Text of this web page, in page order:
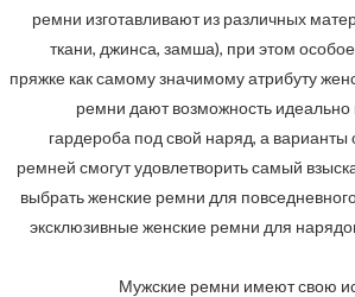
ремни изготавливают из различных
ткани, джинса, замша), при этом
пряжке как самому значимому атрибуту
ремни дают возможность идеально
гардероба под свой наряд, а
ремней смогут удовлетворить самый
выбрать женские ремни для
эксклюзивные женские ремни для
Мужские ремни имеют свою